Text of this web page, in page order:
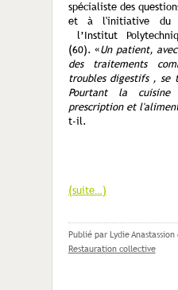
spécialiste des
et à l'initiative du
l’Institut
(60). «Un patient,
des traitements
troubles digestifs , se
Pourtant la
prescription et
t-il.
(suite…)
Publié par Lydie Anastassion
Restauration collective